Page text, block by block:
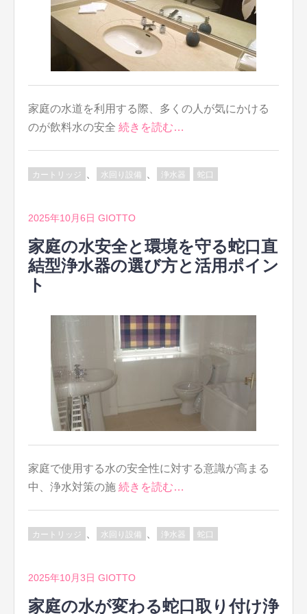
家庭の水道を利用する際、多くの人が気にかける
のが飲料水の安全 続きを読む…
カートリッジ 水回り設備 浄水器 蛇口
2025年10月6日 GIOTTO
家庭の水安全と環境を守る蛇口直
結型浄水器の選び方と活用ポイン
ト
家庭で使用する水の安全性に対する意識が高まる
中、浄水対策の施 続きを読む…
カートリッジ 水回り設備 浄水器 蛇口
2025年10月3日 GIOTTO
家庭の水が変わる蛇口取り付け浄